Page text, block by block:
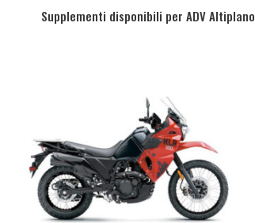
Supplementi disponibili per ADV Altiplano